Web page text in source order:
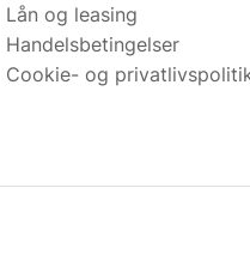
Lån og leasing
Handelsbetingelser
Cookie- og